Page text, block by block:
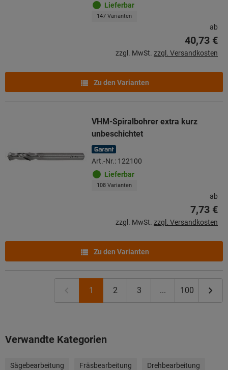
Lieferbar
147 Varianten
ab
40,73 €
zzgl. MwSt. zzgl. Versandkosten
Zu den Varianten
VHM-Spiralbohrer extra kurz
unbeschichtet
Art.-Nr.: 122100
Lieferbar
108 Varianten
ab
7,73 €
zzgl. MwSt. zzgl. Versandkosten
Zu den Varianten
1 2 3 ... 100
Verwandte Kategorien
Sägebearbeitung Fräsbearbeitung Drehbearbeitung